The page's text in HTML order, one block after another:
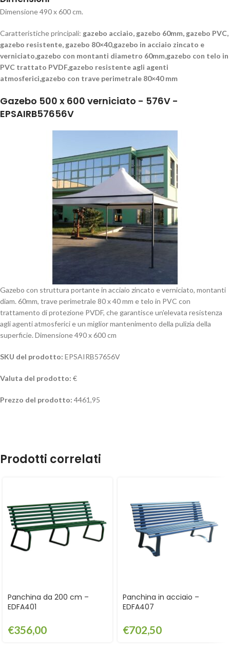
Dimensione 490 x 600 cm.
Caratteristiche principali: gazebo acciaio, gazebo 60mm, gazebo PVC,
gazebo resistente, gazebo 80×40,gazebo in acciaio zincato e
verniciato,gazebo con montanti diametro 60mm,gazebo con telo in
PVC trattato PVDF,gazebo resistente agli agenti
atmosferici,gazebo con trave perimetrale 80×40 mm
Gazebo 500 x 600 verniciato - 576V -
EPSAIRB57656V
Gazebo con struttura portante in acciaio zincato e verniciato, montanti
diam. 60mm, trave perimetrale 80 x 40 mm e telo in PVC con
trattamento di protezione PVDF, che garantisce un'elevata resistenza
agli agenti atmosferici e un miglior mantenimento della pulizia della
superficie. Dimensione 490 x 600 cm
SKU del prodotto: EPSAIRB57656V
Valuta del prodotto: €
Prezzo del prodotto: 4461,95
Prodotti correlati
Panchina da 200 cm –
EDFA401
€356,00
Panchina in acciaio –
EDFA407
€702,50